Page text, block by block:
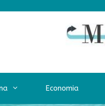
Economia